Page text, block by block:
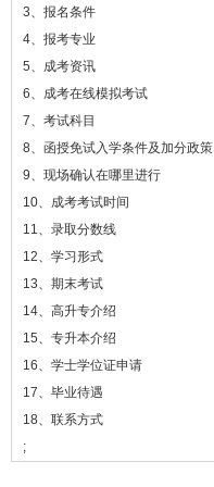
3、报名条件
4、报考专业
5、成考资讯
6、成考在线模拟考试
7、考试科目
8、函授免试入学条件及加分政策
9、现场确认在哪里进行
10、成考考试时间
11、录取分数线
12、学习形式
13、期末考试
14、高升专介绍
15、专升本介绍
16、学士学位证申请
17、毕业待遇
18、联系方式
;